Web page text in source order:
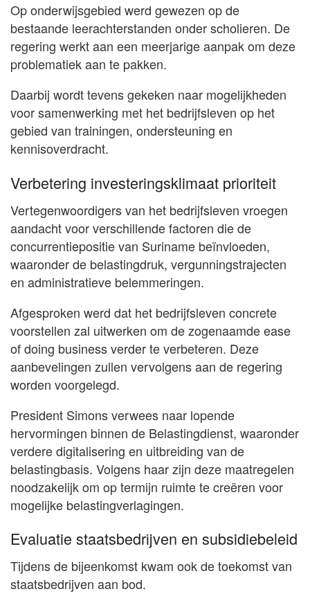
Op onderwijsgebied werd gewezen op de
bestaande leerachterstanden onder scholieren. De
regering werkt aan een meerjarige aanpak om deze
problematiek aan te pakken.
Daarbij wordt tevens gekeken naar mogelijkheden
voor samenwerking met het bedrijfsleven op het
gebied van trainingen, ondersteuning en
kennisoverdracht.
Verbetering investeringsklimaat prioriteit
Vertegenwoordigers van het bedrijfsleven vroegen
aandacht voor verschillende factoren die de
concurrentiepositie van Suriname beïnvloeden,
waaronder de belastingdruk, vergunningstrajecten
en administratieve belemmeringen.
Afgesproken werd dat het bedrijfsleven concrete
voorstellen zal uitwerken om de zogenaamde ease
of doing business verder te verbeteren. Deze
aanbevelingen zullen vervolgens aan de regering
worden voorgelegd.
President Simons verwees naar lopende
hervormingen binnen de Belastingdienst, waaronder
verdere digitalisering en uitbreiding van de
belastingbasis. Volgens haar zijn deze maatregelen
noodzakelijk om op termijn ruimte te creëren voor
mogelijke belastingverlagingen.
Evaluatie staatsbedrijven en subsidiebeleid
Tijdens de bijeenkomst kwam ook de toekomst van
staatsbedrijven aan bod.